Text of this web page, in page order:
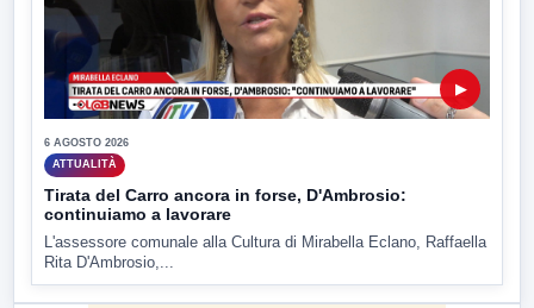
▶
6 AGOSTO 2026
ATTUALITÀ
Tirata del Carro ancora in forse, D'Ambrosio:
continuiamo a lavorare
L'assessore comunale alla Cultura di Mirabella Eclano, Raffaella
Rita D'Ambrosio,...